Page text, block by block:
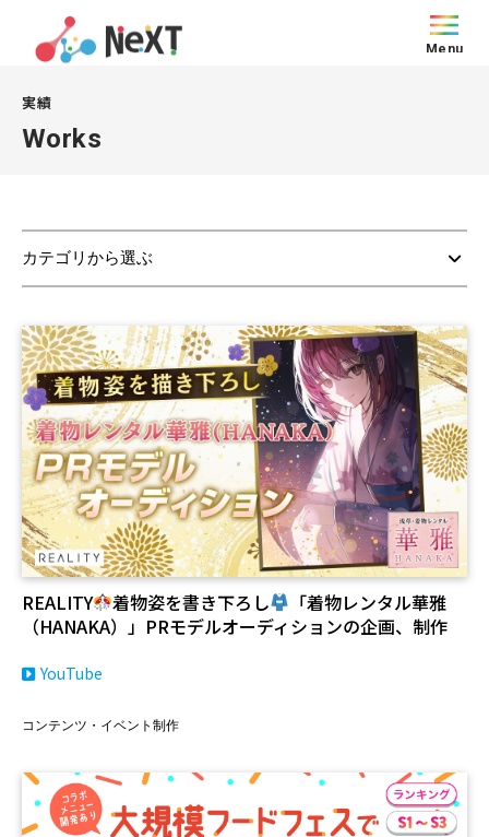
Menu
実績
Works
カテゴリから選ぶ
REALITY 着物姿を書き下ろし
「着物レンタル華雅
（HANAKA）」PRモデルオーディションの企画、制作
YouTube
コンテンツ・イベント制作